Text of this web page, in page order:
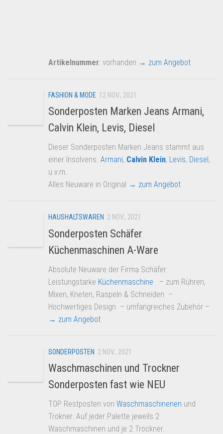
Artikelnummer: vorhanden → zum Angebot
FASHION & MODE 12 NOV., 2021
Sonderposten Marken Jeans Armani,
Calvin Klein, Levis, Diesel
Dieser Sonderposten Marken Jeans stammt aus
einer Insolvens. Armani, Calvin Klein, Levis, Diesel ,
u.v.m.
Alles Neuware in Original → zum Angebot
HAUSHALTSWAREN 2 NOV., 2021
Sonderposten Schäfer
Küchenmaschinen A-Ware
Absolute Neuware der Firma Schäfer.
Leistungstarke Küchenmaschine – zum Rühren,
Mixen, Kneten, Raspeln & Schneiden –
Hochwertiges Design – umfangreiches Zubehör –
→ zum Angebot
SONDERPOSTEN 2 NOV., 2021
Waschmaschinen und Trockner
Sonderposten fast wie NEU
TOP Restposten von Waschmaschinenen und
Trokner. Auf jeder Palette jeweils 2
Waschmaschinen und je 2 Trockner.